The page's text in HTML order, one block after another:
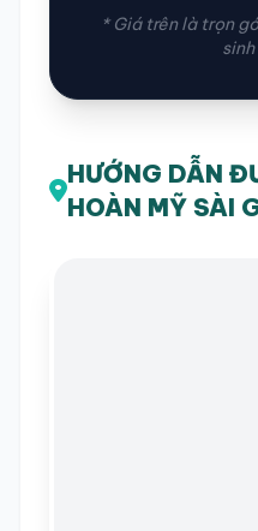
* Giá trên là trọn
HƯỚNG DẪN
HOÀN MỸ SÀI